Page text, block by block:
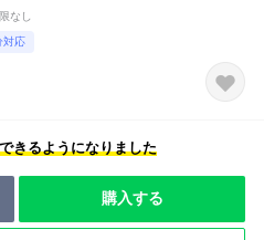
なし
対応
きるようになりました
購入する